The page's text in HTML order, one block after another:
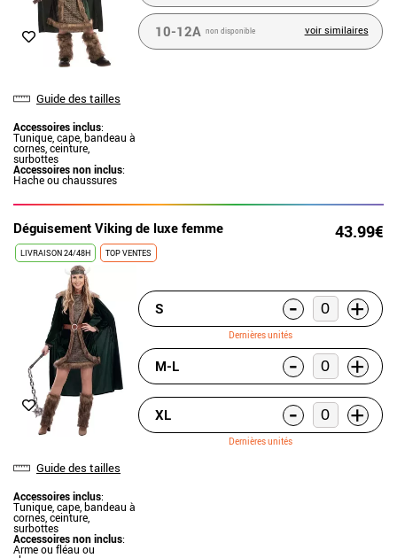
Guide des tailles
Accessoires inclus:
Tunique, cape, bandeau à
cornes, ceinture,
surbottes
Accessoires non inclus:
Hache ou chaussures
10-12A non disponible voir similaires
Déguisement Viking de luxe femme 43.99€
LIVRAISON 24/48H TOP VENTES
Guide des tailles
Accessoires inclus:
Tunique, cape, bandeau à
cornes, ceinture,
surbottes
Accessoires non inclus:
Arme ou fléau ou
S - +
Dernières unités
M-L - +
XL - +
Dernières unités